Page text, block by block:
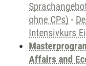
ohne CPs) -
Intensivkurs
Affairs and